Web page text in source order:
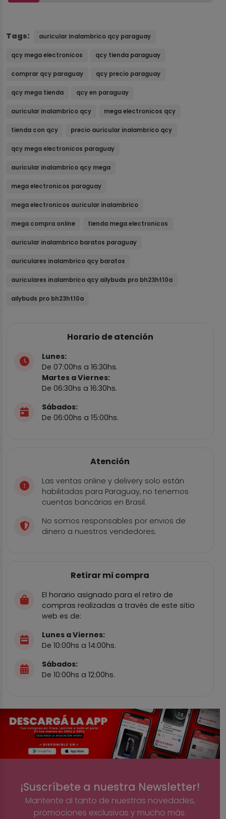
Tags: auricular inalambrico qcy paraguay
qcy mega electronicos qcy tienda paraguay
comprar qcy paraguay qcy precio paraguay
qcy mega tienda qcy en paraguay
auricular inalambrico qcy mega electronicos qcy
tienda con qcy precio auricular inalambrico qcy
qcy mega electronicos paraguay
auricular inalambrico qcy mega
mega electronicos paraguay
mega electronicos auricular inalambrico
mega compra online tienda mega electronicos
auricular inalambrico baratos paraguay
auriculares inalambrico qcy baratos
auriculares inalambrico qcy ailybuds pro bh23ht10a
ailybuds pro bh23ht10a
Horario de atención
Lunes:
De 07:00hs a 16:30hs.
Martes a Viernes:
De 06:30hs a 16:30hs.
Sábados:
De 06:00hs a 15:00hs.
Atención
Las ventas online y delivery solo están
habilitadas para Paraguay, no tenemos
cuentas bancárias en Brasil.
No somos responsables por envios de
dinero a nuestros vendedores.
Retirar mi compra
El horario asignado para el retiro de
compras realizadas a través de este sitio
web es de:
Lunes a Viernes:
De 10:00hs a 14:00hs.
Sábados:
De 10:00hs a 12:00hs.
¡Suscríbete a nuestra Newsletter!
Mantente al tanto de nuestras novedades,
promociones exclusivas y mucho más.